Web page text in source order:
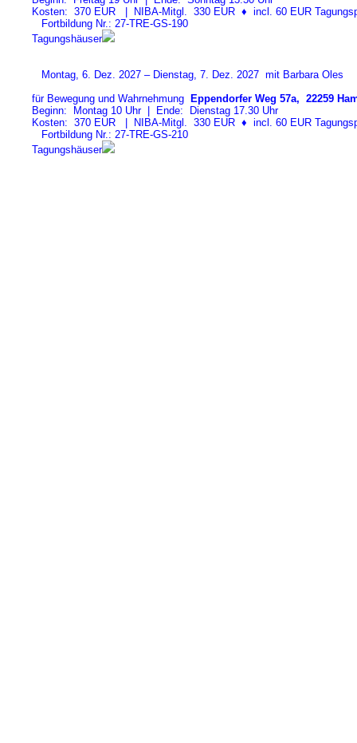
Kosten: 370 EUR | NIBA-Mitgl. 330 EUR ♦ incl. 60 EUR
Fortbildung Nr.: 27-TRE-GS-190
Tagungshäuser
Montag, 6. Dez. 2027 – Dienstag, 7. Dez. 2027 mit Barbara Oles
für Bewegung und Wahrnehmung
Eppendorfer Weg 57a, 22259
Beginn: Montag 10 Uhr | Ende: Dienstag 17.30 Uhr
Kosten: 370 EUR | NIBA-Mitgl. 330 EUR ♦ incl. 60 EUR
Fortbildung Nr.: 27-TRE-GS-210
Tagungshäuser